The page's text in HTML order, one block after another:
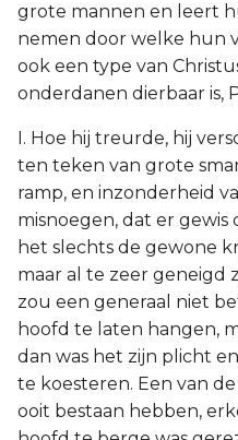
grote mannen en leert
nemen door welke hun
ook een type van
onderdanen dierbaar is,
I. Hoe hij treurde, hij
ten teken van grote
ramp, en inzonderheid
misnoegen, dat er gewis
het slechts de gewone
maar al te zeer geneigd
zou een generaal niet
hoofd te laten hangen,
dan was het zijn plicht
te koesteren. Een van
ooit bestaan hebben,